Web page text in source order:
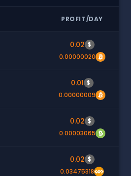
PROFIT/DAY
0.02 $
0.00000020
0.01 $
0.00000009
0.02 $
0.00003065
0.02 $
0.03475318